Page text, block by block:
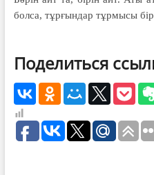
болса, тұрғындар тұрмысы
Поделиться